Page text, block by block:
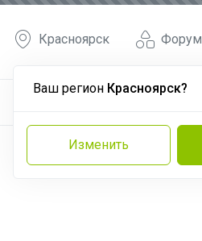
Форум
Красноярск
Ваш регион Красноярск?
Изменить